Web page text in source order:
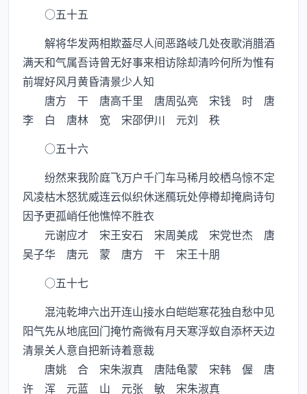
○五十五
解将华发两相欺葢尽人间恶路岐几处夜歌消腊酒
满天和气属吾诗曾无好事来相访除却清吟何所为惟有
前墀好风月黄昏清景少人知
唐方 干 唐高千里 唐周弘亮 宋钱 时 唐
李 白 唐林 宽 宋邵伊川 元刘 秩
○五十六
纷然来我阶庭飞万户千门车马稀月皎栖乌惊不定
风凌枯木怒犹威连云似织休迷鴈玩处停樽却掩扄诗句
因予更孤峭任他憔悴不胜衣
元谢应才 宋王安石 宋周美成 宋党世杰 唐
吴子华 唐元 蒙 唐方 干 宋王十朋
○五十七
混沌乾坤六出开连山接水白皑皑寒花独自愁中见
阳气先从地底回门掩竹斋微有月天寒浮蚁自添杯天边
清景关人意自把新诗着意裁
唐姚 合 宋朱淑真 唐陆龟蒙 宋韩 偓 唐
许 浑 元蓝 山 元张 敏 宋朱淑真